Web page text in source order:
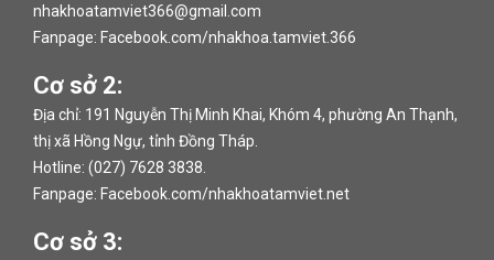
nhakhoatamviet366@gmail.com
Fanpage: Facebook.com/nhakhoa.tamviet.366
Cơ sở 2:
Địa chỉ: 191 Nguyễn Thị Minh Khai, Khóm 4, phường An Thạnh,
thị xã Hồng Ngự, tỉnh Đồng Tháp.
Hotline: (027) 7628 3838.
Fanpage: Facebook.com/nhakhoatamviet.net
Cơ sở 3: